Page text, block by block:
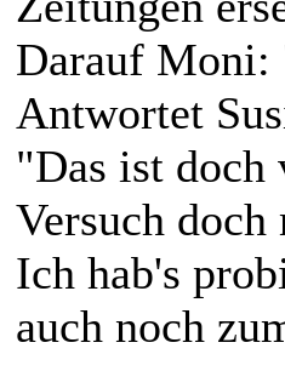
Darauf Moni:
Antwortet
"Das ist
Versuch
Ich hab's
auch noch